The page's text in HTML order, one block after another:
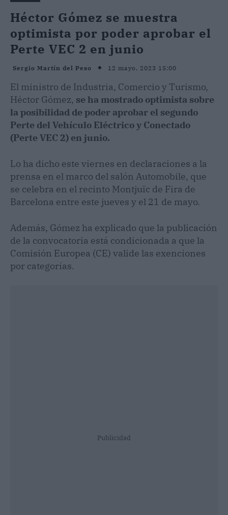
Héctor Gómez se muestra
optimista por poder aprobar el
Perte VEC 2 en junio
Sergio Martín del Peso 12 mayo, 2023 15:00
El ministro de Industria, Comercio y Turismo,
Héctor Gómez, se ha mostrado optimista sobre
la posibilidad de poder aprobar el segundo
Perte del Vehículo Eléctrico y Conectado
(Perte VEC 2) en junio.
Lo ha dicho este viernes en declaraciones a la
prensa en el marco del salón Automobile, que
se celebra en el recinto Montjuïc de Fira de
Barcelona entre este jueves y el 21 de mayo.
Además, Gómez ha explicado que la publicación
de la convocatoria está condicionada a que la
Comisión Europea (CE) valide las exenciones
por categorías.
Publicidad